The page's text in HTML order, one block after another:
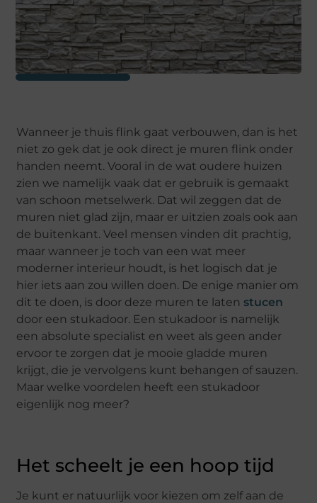
Wanneer je thuis flink gaat verbouwen, dan is het
niet zo gek dat je ook direct je muren flink onder
handen neemt. Vooral in de wat oudere huizen
zien we namelijk vaak dat er gebruik is gemaakt
van schoon metselwerk. Dat wil zeggen dat de
muren niet glad zijn, maar er uitzien zoals ook aan
de buitenkant. Veel mensen vinden dit prachtig,
maar wanneer je toch van een wat meer
moderner interieur houdt, is het logisch dat je
hier iets aan zou willen doen. De enige manier om
dit te doen, is door deze muren te laten stucen
door een stukadoor. Een stukadoor is namelijk
een absolute specialist en weet als geen ander
ervoor te zorgen dat je mooie gladde muren
krijgt, die je vervolgens kunt behangen of sauzen.
Maar welke voordelen heeft een stukadoor
eigenlijk nog meer?
Het scheelt je een hoop tijd
Je kunt er natuurlijk voor kiezen om zelf aan de